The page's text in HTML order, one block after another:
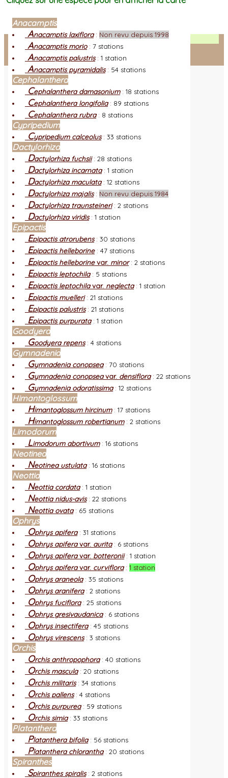
Facebook
Connexion adhérent
Anacamptis
Anacamptis laxiflora: Non revu depuis 1998
Anacamptis morio: 7 stations
Anacamptis palustris: 1 station
Anacamptis pyramidalis: 54 stations
Cephalanthera
Cephalanthera damasonium: 18 stations
Cephalanthera longifolia: 89 stations
Cephalanthera rubra: 8 stations
Cypripedium
Cypripedium calceolus: 33 stations
Dactylorhiza
Dactylorhiza fuchsii: 28 stations
Dactylorhiza incarnata: 1 station
Dactylorhiza maculata: 12 stations
Dactylorhiza majalis: Non revu depuis 1984
Dactylorhiza traunsteineri: 2 stations
Dactylorhiza viridis: 1 station
Epipactis
Epipactis atrorubens: 30 stations
Epipactis helleborine: 47 stations
Epipactis helleborinevar. minor: 2 stations
Epipactis leptochila: 5 stations
Epipactis leptochilavar. neglecta: 1 station
Epipactis muelleri: 21 stations
Epipactis palustris: 21 stations
Epipactis purpurata: 1 station
Goodyera
Goodyera repens: 4 stations
Gymnadenia
Gymnadenia conopsea: 70 stations
Gymnadenia conopseavar. densiflora: 22 stations
Gymnadenia odoratissima: 12 stations
Himantoglossum
Himantoglossum hircinum: 17 stations
Himantoglossum robertianum: 2 stations
Limodorum
Limodorum abortivum: 16 stations
Neotinea
Neotinea ustulata: 16 stations
Neottia
Neottia cordata: 1 station
Neottia nidus-avis: 22 stations
Neottia ovata: 65 stations
Ophrys
Ophrys apifera: 31 stations
Ophrys apiferavar. aurita: 6 stations
Ophrys apiferavar. botteronii: 1 station
Ophrys apiferavar. curviflora: 1 station
Ophrys araneola: 35 stations
Ophrys aranifera: 2 stations
Ophrys fuciflora: 25 stations
Ophrys gresivaudanica: 6 stations
Ophrys insectifera: 45 stations
Ophrys virescens: 3 stations
Orchis
Orchis anthropophora: 40 stations
Orchis mascula: 20 stations
Orchis militaris: 34 stations
Orchis pallens: 4 stations
Orchis purpurea: 59 stations
Orchis simia: 33 stations
Platanthera
Platanthera bifolia: 56 stations
Platanthera chlorantha: 20 stations
Spiranthes
Spiranthes spiralis: 2 stations